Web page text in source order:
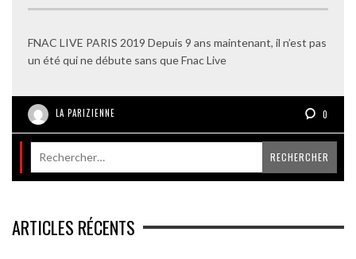
FNAC LIVE PARIS 2019 Depuis 9 ans maintenant, il n’est pas
un été qui ne débute sans que Fnac Live
LA PARIZIENNE 0
ARTICLES RÉCENTS